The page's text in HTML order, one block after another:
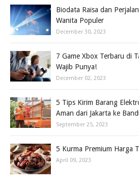
Biodata Raisa dan
Wanita Populer
December 30, 2023
7 Game Xbox Terbaru di
Wajib Punya!
December 02, 2023
5 Tips Kirim Barang
Aman dari Jakarta ke
September 25, 2023
5 Kurma Premium Harga
April 09, 2023